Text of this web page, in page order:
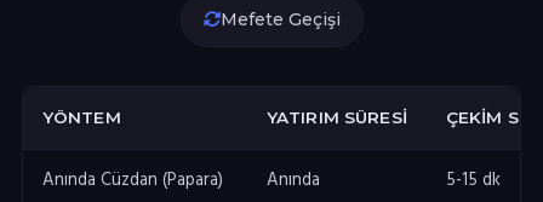
Mefete Geçişi
YÖNTEM YATIRIM SÜRESI ÇEKIM
Anında Cüzdan (Papara) Anında 5-15 dk